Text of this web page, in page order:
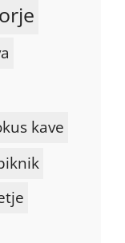
kave